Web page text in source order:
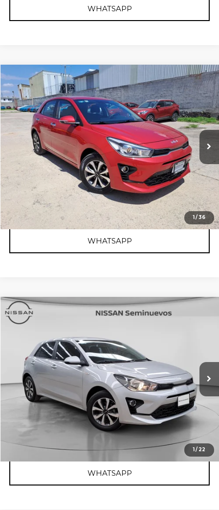
WHATSAPP
1/ 36
2022KIA RIOEX TA
Nissan Autocom Querétaro Juriquilla
Valores:615890
Disponible 75,175 km Ext. Int.
Precio:
$279,800
RESERVAR AUTO
OBTÉN FINANCIAMIENTO
CLICK TO CALL
WHATSAPP
Comparar vehículo
1/ 22
2022KIA RIO LX TM
622644
Disponible 64,789 km Int.
Precio:
$259,800
RESERVAR AUTO
OBTÉN FINANCIAMIENTO
WHATSAPP
Comparar vehículo